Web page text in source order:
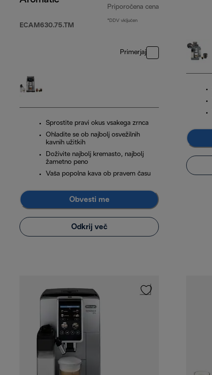
ECAM630.75.TM
Priporočena cena
*DDV vključen
Primerjaj
Sprostite pravi okus vsakega zrnca
Ohladite se ob najbolj osvežilnih
kavnih užitkih
Doživite najbolj kremasto, najbolj
žametno peno
Vaša popolna kava ob pravem času
Obvesti me
Odkrij več